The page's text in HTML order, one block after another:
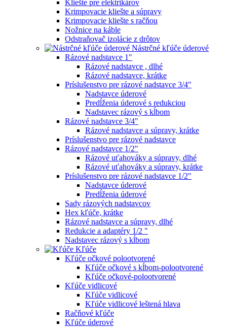
Kliešte pre elektrikárov
Krimpovacie kliešte a súpravy
Krimpovacie kliešte s račňou
Nožnice na káble
Odstraňovač izolácie z drôtov
Nástrčné kľúče úderové
Rázové nadstavce 1"
Rázové nadstavce , dlhé
Rázové nadstavce, krátke
Príslušenstvo pre rázové nadstavce 3/4"
Nadstavce úderové
Predĺženia úderové s redukciou
Nadstavec rázový s kĺbom
Rázové nadstavce 3/4"
Rázové nadstavce a súpravy, krátke
Príslušenstvo pre rázové nadstavce
Rázové nadstavce 1/2"
Rázové uťahováky a súpravy, dlhé
Rázové uťahováky a súpravy, krátke
Príslušenstvo pre rázové nadstavce 1/2"
Nadstavce úderové
Predĺženia úderové
Sady rázových nadstavcov
Hex kľúče, krátke
Rázové nadstavce a súpravy, dlhé
Redukcie a adaptéry 1/2 "
Nadstavec rázový s kĺbom
Kľúče
Kľúče očkové polootvorené
Kľúče očkové s kĺbom-polootvorené
Kľúče očkové-polootvorené
Kľúče vidlicové
Kľúče vidlicové
Kľúče vidlicové leštená hlava
Račňové kľúče
Kľúče úderové